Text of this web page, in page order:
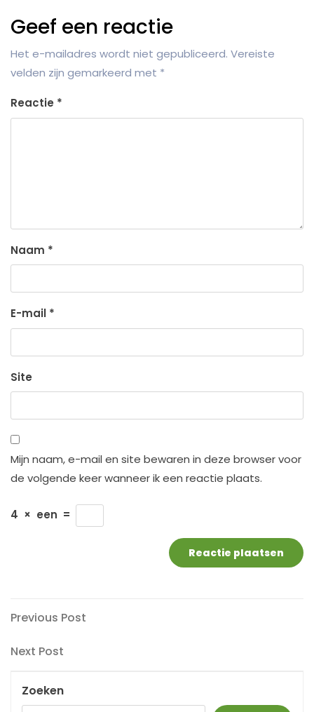
Geef een reactie
Het e-mailadres wordt niet gepubliceerd. Vereiste
velden zijn gemarkeerd met *
Reactie *
Naam *
E-mail *
Site
Mijn naam, e-mail en site bewaren in deze browser voor
de volgende keer wanneer ik een reactie plaats.
4 × een =
Berichtnavigatie
Previous
Previous Post
Next
Next Post
Zoeken